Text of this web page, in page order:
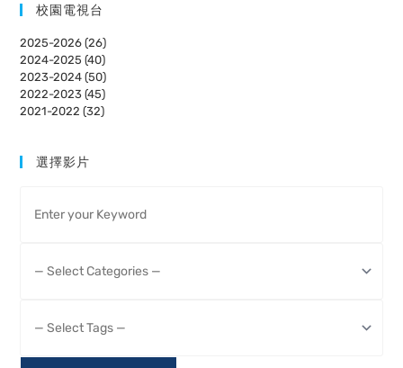
校園電視台
2025-2026 (26)
2024-2025 (40)
2023-2024 (50)
2022-2023 (45)
2021-2022 (32)
選擇影片